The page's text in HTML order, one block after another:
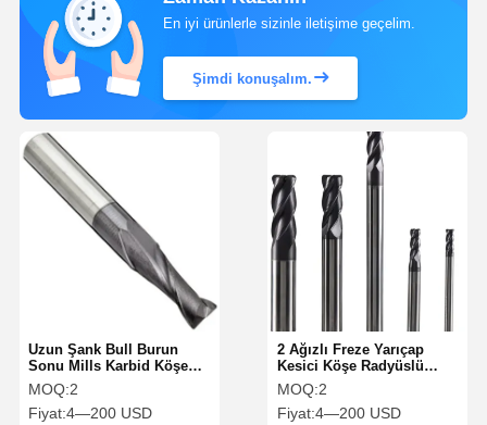
En iyi ürünlerle sizinle iletişime geçelim.
Şimdi konuşalım.
2 Ağızlı Freze Yarıçap
Kesici Köşe Radyüslü
Parmak Frezeler
Özelleştirilmiş Üretim
Çözümleri İçin
MOQ:2
Fiyat:4—200 USD
Uzun Şank Bull Burun
Sonu Mills Karbid Köşe
Yuvarlatma Son Mills
Çeşitli Uygulamalar için
MOQ:2
Fiyat:4—200 USD